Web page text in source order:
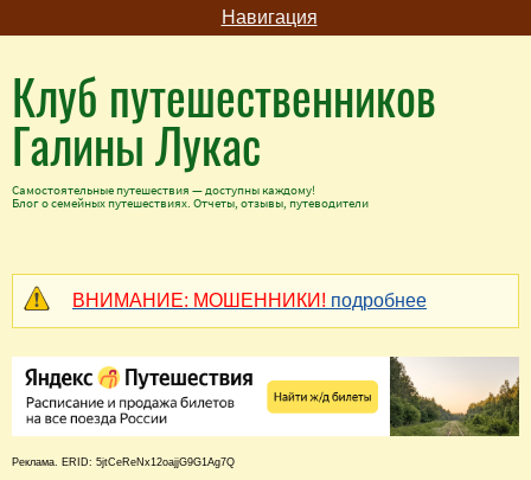
Навигация
Клуб путешественников
Галины Лукас
Самостоятельные путешествия — доступны каждому!
Блог о семейных путешествиях. Отчеты, отзывы, путеводители
ВНИМАНИЕ: МОШЕННИКИ! подробнее
Реклама. ERID: 5jtCeReNx12oajjG9G1Ag7Q